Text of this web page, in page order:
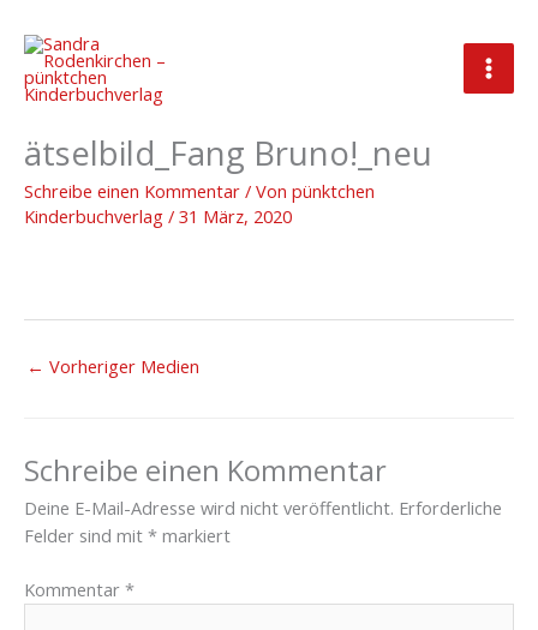
Inhalt
springen
Freebies_Bruno_Produktbild_R
ätselbild_Fang Bruno!_neu
Schreibe einen Kommentar / Von pünktchen
Kinderbuchverlag / 31 März, 2020
← Vorheriger Medien
Schreibe einen Kommentar
Deine E-Mail-Adresse wird nicht veröffentlicht. Erforderliche
Felder sind mit * markiert
Kommentar *